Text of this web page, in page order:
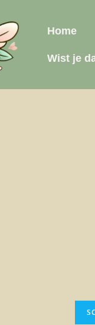
Home
Wist je